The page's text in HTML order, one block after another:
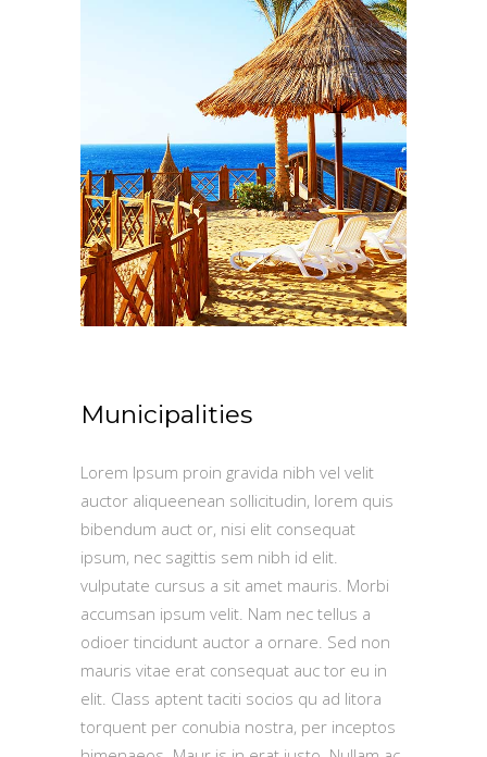
Municipalities
Lorem Ipsum proin gravida nibh vel velit
auctor aliqueenean sollicitudin, lorem quis
bibendum auct or, nisi elit consequat
ipsum, nec sagittis sem nibh id elit.
vulputate cursus a sit amet mauris. Morbi
accumsan ipsum velit. Nam nec tellus a
odioer tincidunt auctor a ornare. Sed non
mauris vitae erat consequat auc tor eu in
elit. Class aptent taciti socios qu ad litora
torquent per conubia nostra, per inceptos